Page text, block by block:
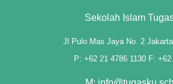
Sekolah Islam
Jl Pulo Mas Jaya No. 2
P: +62 21 4786 1130 F: +62